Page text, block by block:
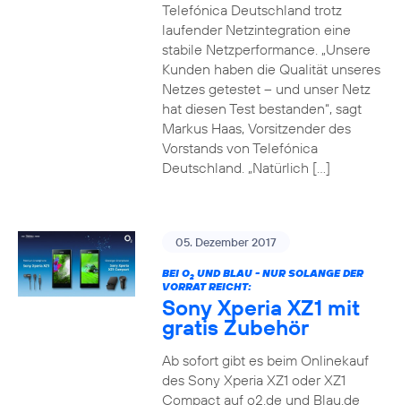
Telefónica Deutschland trotz
laufender Netzintegration eine
stabile Netzperformance. „Unsere
Kunden haben die Qualität unseres
Netzes getestet – und unser Netz
hat diesen Test bestanden“, sagt
Markus Haas, Vorsitzender des
Vorstands von Telefónica
Deutschland. „Natürlich […]
05. Dezember 2017
BEI O2UND BLAU - NUR SOLANGE DER
VORRAT REICHT:
Sony Xperia XZ1 mit
gratis Zubehör
Ab sofort gibt es beim Onlinekauf
des Sony Xperia XZ1 oder XZ1
Compact auf o2.de und Blau.de